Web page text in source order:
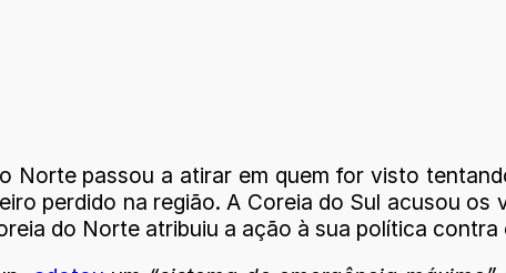
passou a atirar em quem for visto
perdido na região. A Coreia do Sul acusou os
do Norte atribuiu a ação à sua política